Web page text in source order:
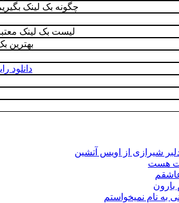
چگونه بک لینک
لیست بک لینک
بهترین
دانلود
شیرازی از اویس آتشین
هست
بارون
به نام نمیخواستم